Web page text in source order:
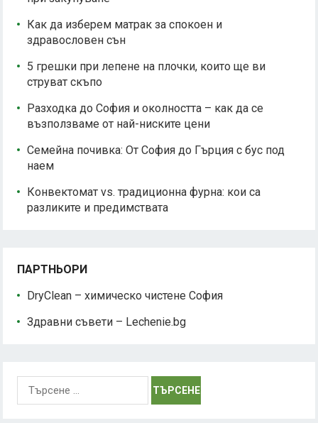
Как да изберем матрак за спокоен и
здравословен сън
5 грешки при лепене на плочки, които ще ви
струват скъпо
Разходка до София и околността – как да се
възползваме от най-ниските цени
Семейна почивка: От София до Гърция с бус под
наем
Конвектомат vs. традиционна фурна: кои са
разликите и предимствата
ПАРТНЬОРИ
DryClean – химическо чистене София
Здравни съвети – Lechenie.bg
Търсене